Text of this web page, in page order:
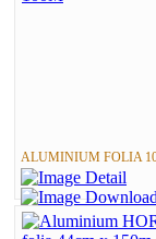
ALUMINIUM FOLIA